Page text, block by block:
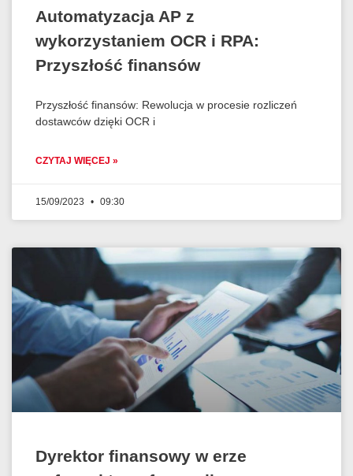
Automatyzacja AP z
wykorzystaniem OCR i RPA:
Przyszłość finansów
Przyszłość finansów: Rewolucja w procesie rozliczeń
dostawców dzięki OCR i
CZYTAJ WIĘCEJ »
15/09/2023 09:30
Dyrektor finansowy w erze